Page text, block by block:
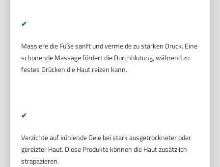
✔
Massiere die Füße sanft und vermeide zu starken Druck. Eine
schonende Massage fördert die Durchblutung, während zu
festes Drücken die Haut reizen kann.
✔
Verzichte auf kühlende Gele bei stark ausgetrockneter oder
gereizter Haut. Diese Produkte können die Haut zusätzlich
strapazieren.